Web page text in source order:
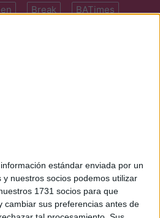
estándar enviada por un
nuestros socios podemos utilizar
1731 socios para que
cambiar sus preferencias antes de
Break BATimes